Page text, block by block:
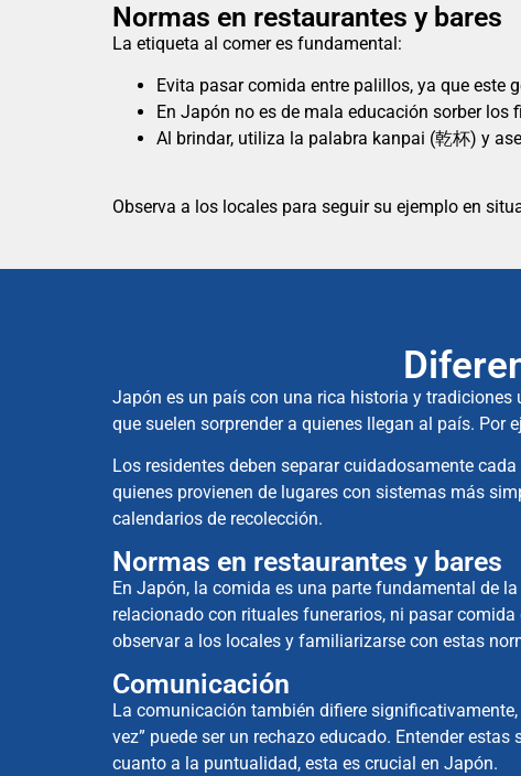
Normas en restaurantes y bares
La etiqueta al comer es fundamental:
Evita pasar comida entre palillos, ya que este
En Japón no es de mala educación sorber
Al brindar, utiliza la palabra kanpai (乾杯) y
Observa a los locales para seguir su ejemplo en
Japón es un país con una rica historia y tradiciones
que suelen sorprender a quienes llegan al país. Por
Los residentes deben separar cuidadosamente
quienes provienen de lugares con sistemas más
calendarios de recolección.
Normas en restaurantes y bares
En Japón, la comida es una parte fundamental de
relacionado con rituales funerarios, ni pasar
observar a los locales y familiarizarse con estas
Comunicación
La comunicación también difiere
vez” puede ser un rechazo educado. Entender
cuanto a la puntualidad, esta es crucial en Japón.